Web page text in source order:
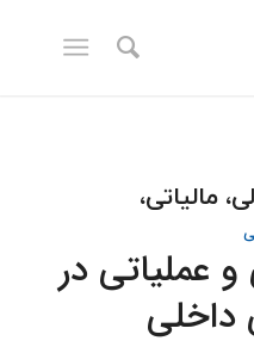
مالیاتی،
عملیاتی در